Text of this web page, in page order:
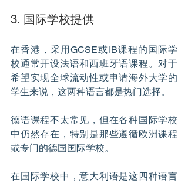
3. 国际学校提供
在香港，采用GCSE或IB课程的国际学
校通常开设法语和西班牙语课程。对于
希望实现全球流动性或申请海外大学的
学生来说，这两种语言都是热门选择。
德语课程不太常见，但在各种国际学校
中仍然存在，特别是那些遵循欧洲课程
或专门的德国国际学校。
在国际学校中，意大利语是这四种语言